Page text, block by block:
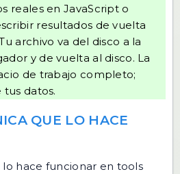
reales en JavaScript o
resultados de vuelta
archivo va del disco a la
y de vuelta al disco. La
de trabajo completo;
tus datos.
QUE LO HACE
hace funcionar en tools